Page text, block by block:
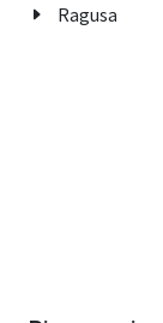
Ragusa